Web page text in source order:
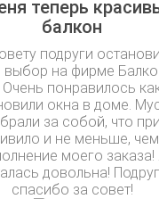
теперь
балкон
подруги
выбор на фирме
понравилось
окна в доме.
за собой, что
и не меньше, чем
моего заказа!
довольна!
спасибо за совет!